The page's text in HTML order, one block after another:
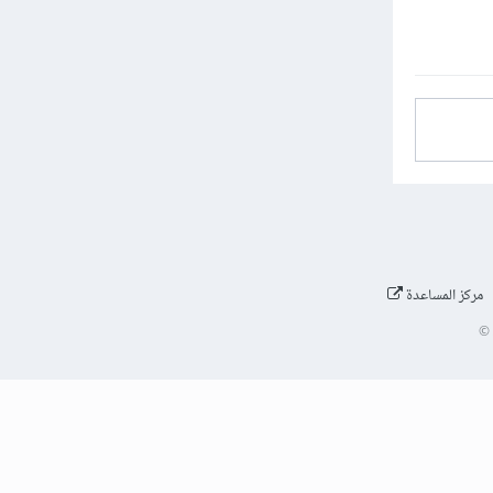
مركز المساعدة
©